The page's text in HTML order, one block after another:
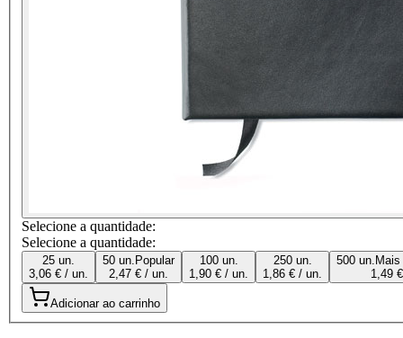
Selecione a quantidade:
Selecione a quantidade:
25 un.
3,06 € / un.
50 un. Popular
2,47 € / un.
100 un.
1,90 € / un.
250 un.
1,86 € / un.
500 un.
1,49
Adicionar ao carrinho